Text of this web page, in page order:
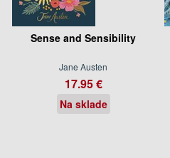
Sense and Sensibility
Jane Austen
17.95 €
Na sklade